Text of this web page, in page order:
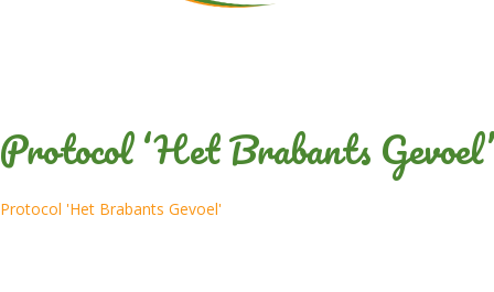
Protocol ‘Het Brabants Gevoel’
Protocol 'Het Brabants Gevoel'